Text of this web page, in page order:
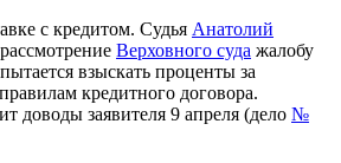
с кредитом. Судья Анатолий
Верховного суда жалобу
взыскать проценты за
кредитного договора.
доводы заявителя 9 апреля (дело №